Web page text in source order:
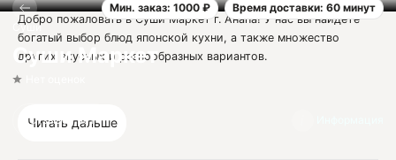
Вход / регистрация
Мин. заказ: 1000 ₽
Время доставки: 60 минут
Суши
Суши Маркет
Отзывов нет
Добро пожаловать в Суши Маркет г. Анапа! У нас вы найдете
богатый выбор блюд японской кухни, а также множество
других вкусных и разнообразных вариантов.
которые сделают ваше вкусовое путешествие по Японии
Читать дальше